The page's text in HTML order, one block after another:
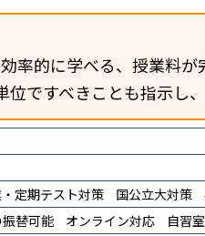
率的に学べる、授業料
位ですべきことも指示し
定期テスト対策 国公立大対策
替可能 オンライン対応 自習